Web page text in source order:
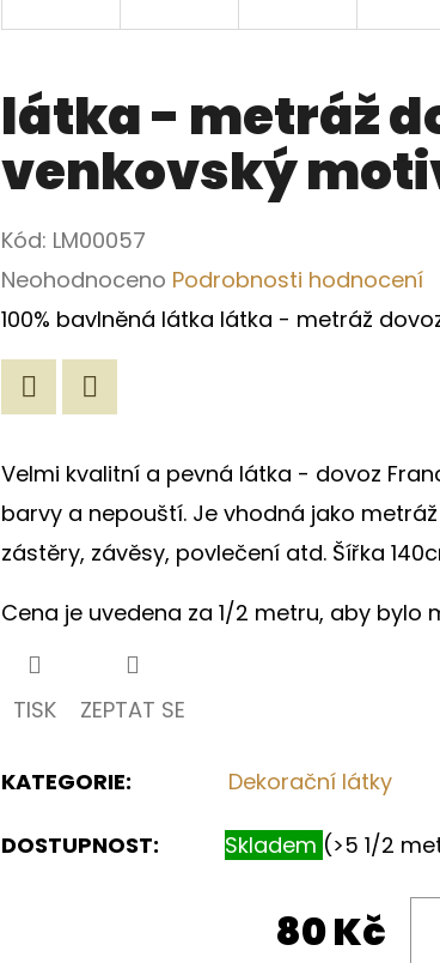
látka - metráž
venkovský
Kód: LM00057
Průměrné
hodnocení
produktu
z
5
hvězdiček.
Neohodnoceno Podrobnosti hodnocení
100% bavlněná látka látka - metráž
Velmi kvalitní a pevná látka - dovoz
barvy a nepouští. Je vhodná jako
zástěry, závěsy, povlečení atd. Šířka
Cena je uvedena za 1/2 metru, aby bylo
TISK ZEPTAT SE
KATEGORIE: Dekorační látky
DOSTUPNOST: Skladem (>5 1/2
80 Kč